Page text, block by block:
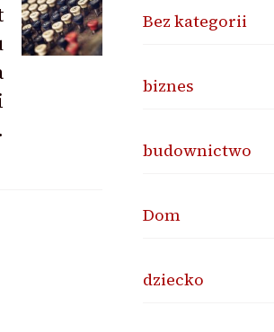
Bez kategorii
biznes
budownictwo
Dom
dziecko